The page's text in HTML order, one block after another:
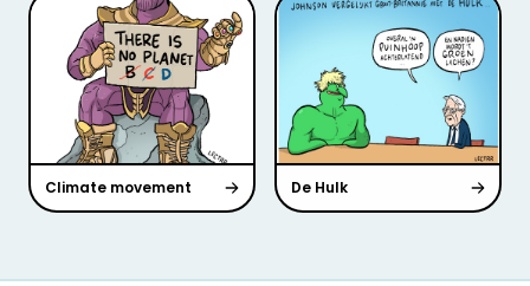
Climate movement De Hulk